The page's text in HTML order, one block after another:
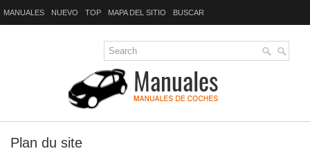
MANUALES NUEVO TOP MAPA DEL SITIO BUSCAR
Plan du site